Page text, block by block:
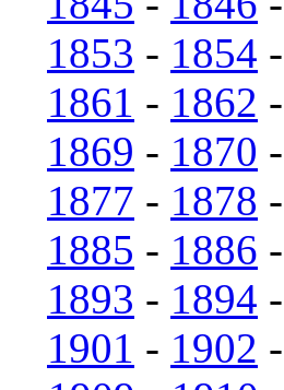
1853 - 1854 -
1861 - 1862 -
1869 - 1870 -
1877 - 1878 -
1885 - 1886 -
1893 - 1894 -
1901 - 1902 -